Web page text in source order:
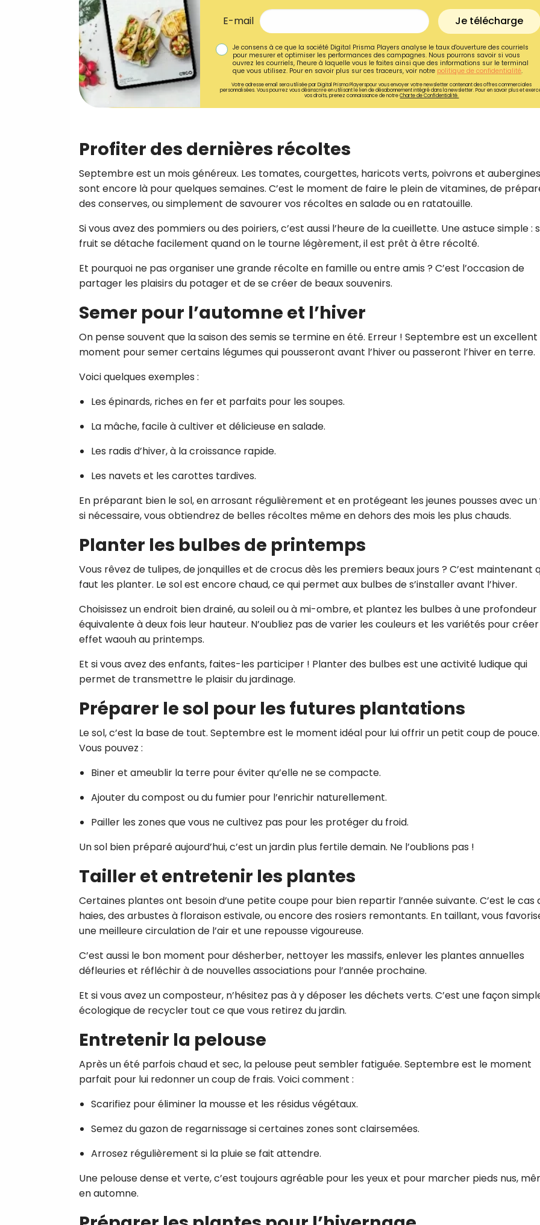
E-mail Je télécharge
Je consens à ce que la société Digital Prisma Players analyse le taux d'ouverture des courriels
pour mesurer et optimiser les performances des campagnes. Nous pourrons savoir si vous
ouvrez les courriels, l'heure à laquelle vous le faites ainsi que des informations sur le terminal
que vous utilisez. Pour en savoir plus sur ces traceurs, voir notre politique de confidentialité.
Votre adresse email sera utilisée par Digital Prisma Playerspour vous envoyer votre newsletter contenant des offres commerciales
personnalisées. Vous pourrez vous désinscrire en utilisant le lien de désabonnement intégré dans la newsletter. Pour en savoir plus et
vos droits, prenez connaissance de notreCharte de Confidentialité.
Profiter des dernières récoltes
Septembre est un mois généreux. Les tomates, courgettes, haricots verts, poivrons et aubergines
sont encore là pour quelques semaines. C’est le moment de faire le plein de vitamines, de
des conserves, ou simplement de savourer vos récoltes en salade ou en ratatouille.
Si vous avez des pommiers ou des poiriers, c’est aussi l’heure de la cueillette. Une astuce simple :
fruit se détache facilement quand on le tourne légèrement, il est prêt à être récolté.
Et pourquoi ne pas organiser une grande récolte en famille ou entre amis ? C’est l’occasion de
partager les plaisirs du potager et de se créer de beaux souvenirs.
Semer pour l’automne et l’hiver
On pense souvent que la saison des semis se termine en été. Erreur ! Septembre est un excellent
moment pour semer certains légumes qui pousseront avant l’hiver ou passeront l’hiver en terre.
Voici quelques exemples :
Les épinards, riches en fer et parfaits pour les soupes.
La mâche, facile à cultiver et délicieuse en salade.
Les radis d’hiver, à la croissance rapide.
Les navets et les carottes tardives.
En préparant bien le sol, en arrosant régulièrement et en protégeant les jeunes pousses avec un
si nécessaire, vous obtiendrez de belles récoltes même en dehors des mois les plus chauds.
Planter les bulbes de printemps
Vous rêvez de tulipes, de jonquilles et de crocus dès les premiers beaux jours ? C’est maintenant
faut les planter. Le sol est encore chaud, ce qui permet aux bulbes de s’installer avant l’hiver.
Choisissez un endroit bien drainé, au soleil ou à mi-ombre, et plantez les bulbes à une profondeur
équivalente à deux fois leur hauteur. N’oubliez pas de varier les couleurs et les variétés pour
effet waouh au printemps.
Et si vous avez des enfants, faites-les participer ! Planter des bulbes est une activité ludique qui
permet de transmettre le plaisir du jardinage.
Préparer le sol pour les futures plantations
Le sol, c’est la base de tout. Septembre est le moment idéal pour lui offrir un petit coup de pouce.
Vous pouvez :
Biner et ameublir la terre pour éviter qu’elle ne se compacte.
Ajouter du compost ou du fumier pour l’enrichir naturellement.
Pailler les zones que vous ne cultivez pas pour les protéger du froid.
Un sol bien préparé aujourd’hui, c’est un jardin plus fertile demain. Ne l’oublions pas !
Tailler et entretenir les plantes
Certaines plantes ont besoin d’une petite coupe pour bien repartir l’année suivante. C’est le cas
haies, des arbustes à floraison estivale, ou encore des rosiers remontants. En taillant, vous
une meilleure circulation de l’air et une repousse vigoureuse.
C’est aussi le bon moment pour désherber, nettoyer les massifs, enlever les plantes annuelles
défleuries et réfléchir à de nouvelles associations pour l’année prochaine.
Et si vous avez un composteur, n’hésitez pas à y déposer les déchets verts. C’est une façon
écologique de recycler tout ce que vous retirez du jardin.
Entretenir la pelouse
Après un été parfois chaud et sec, la pelouse peut sembler fatiguée. Septembre est le moment
parfait pour lui redonner un coup de frais. Voici comment :
Scarifiez pour éliminer la mousse et les résidus végétaux.
Semez du gazon de regarnissage si certaines zones sont clairsemées.
Arrosez régulièrement si la pluie se fait attendre.
Une pelouse dense et verte, c’est toujours agréable pour les yeux et pour marcher pieds nus,
en automne.
Recevez gratuitement
recettes inédites de
!
Je consens à ce que la société
des courriels pour mesurer et
performances des campagnes.
l'heure à laquelle vous le faites ainsi
des informations sur le terminal que
Votre adresse email sera utilisée par Digital Prisma